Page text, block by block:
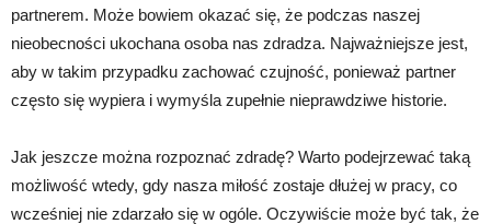
partnerem. Może bowiem okazać się, że podczas naszej
nieobecności ukochana osoba nas zdradza. Najważniejsze jest,
aby w takim przypadku zachować czujność, ponieważ partner
często się wypiera i wymyśla zupełnie nieprawdziwe historie.
Jak jeszcze można rozpoznać zdradę? Warto podejrzewać taką
możliwość wtedy, gdy nasza miłość zostaje dłużej w pracy, co
wcześniej nie zdarzało się w ogóle. Oczywiście może być tak, że